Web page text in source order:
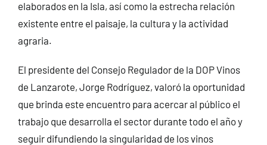
elaborados en la Isla, así como la estrecha relación
existente entre el paisaje, la cultura y la actividad
agraria.
El presidente del Consejo Regulador de la DOP Vinos
de Lanzarote, Jorge Rodríguez, valoró la oportunidad
que brinda este encuentro para acercar al público el
trabajo que desarrolla el sector durante todo el año y
seguir difundiendo la singularidad de los vinos